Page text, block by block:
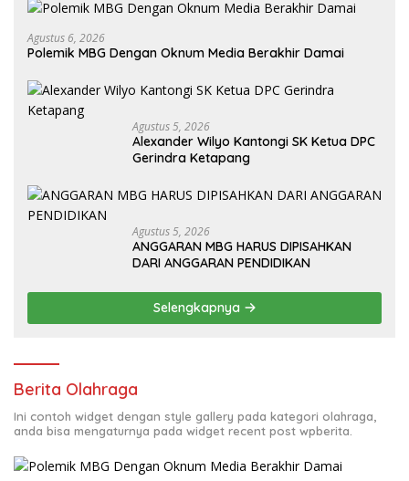
Agustus 6, 2026
Polemik MBG Dengan Oknum Media Berakhir Damai
Agustus 5, 2026
Alexander Wilyo Kantongi SK Ketua DPC
Gerindra Ketapang
Agustus 5, 2026
ANGGARAN MBG HARUS DIPISAHKAN
DARI ANGGARAN PENDIDIKAN
Selengkapnya
Berita Olahraga
Ini contoh widget dengan style gallery pada kategori olahraga,
anda bisa mengaturnya pada widget recent post wpberita.